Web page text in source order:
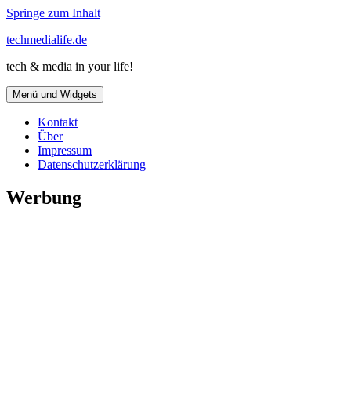
Springe zum Inhalt
techmedialife.de
tech & media in your life!
Menü und Widgets
Kontakt
Über
Impressum
Datenschutzerklärung
Werbung